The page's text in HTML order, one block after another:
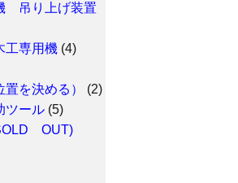
吊り上げ装置
工専用機 (4)
を決める）
(2)
ツール (5)
OUT)